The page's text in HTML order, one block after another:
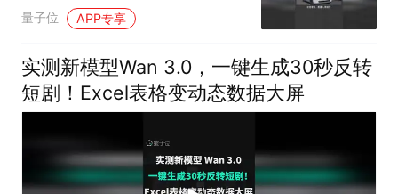
明白了
量子位 APP专享
实测新模型Wan 3.0，一键生成30秒反转
短剧！Excel表格变动态数据大屏